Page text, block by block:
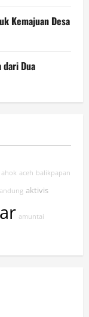
Kemajuan Desa
dari Dua
ahok aceh balikpapan
aktivis
amuntai